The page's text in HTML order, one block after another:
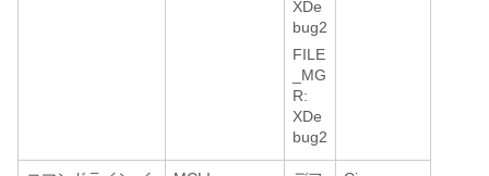
XDe
bug2
FILE
_MG
R:
XDe
bug2